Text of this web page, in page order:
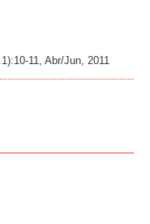
11, Abr/Jun, 2011